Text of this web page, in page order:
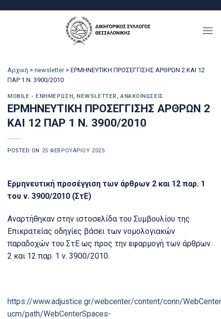
Αρχική > newsletter > ΕΡΜΗΝΕΥΤΙΚΗ ΠΡΟΣΕΓΓΙΣΗΣ ΑΡΘΡΩΝ 2 ΚΑΙ 12
ΠΑΡ 1 Ν. 3900/2010
MOBILE - ΕΝΗΜΈΡΩΣΗ, NEWSLETTER ,ΑΝΑΚΟΙΝΏΣΕΙΣ
ΕΡΜΗΝΕΥΤΙΚΗ ΠΡΟΣΕΓΓΙΣΗΣ ΑΡΘΡΩΝ 2
ΚΑΙ 12 ΠΑΡ 1 Ν. 3900/2010
POSTED ON 25 ΦΕΒΡΟΥΑΡΊΟΥ 2025
Eρμηνευτική προσέγγιση των άρθρων 2 και 12 παρ. 1
του ν. 3900/2010 (ΣτΕ)
Αναρτήθηκαν στην ιστοσελίδα του Συμβουλίου της
Επικρατείας οδηγίες βάσει των νομολογιακών
παραδοχών του ΣτΕ ως προς την εφαρμογή των άρθρων
2 και 12 παρ. 1 ν. 3900/2010.
https://www.adjustice.gr/webcenter/content/conn/
ucm/path/WebCenterSpaces-